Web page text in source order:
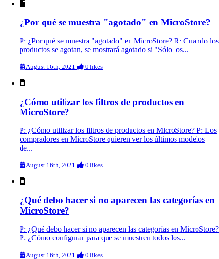
¿Por qué se muestra "agotado" en MicroStore?
P: ¿Por qué se muestra "agotado" en MicroStore? R: Cuando los
productos se agotan, se mostrará agotado si "Sólo los...
August 16th, 2021 0 likes
¿Cómo utilizar los filtros de productos en
MicroStore?
P: ¿Cómo utilizar los filtros de productos en MicroStore? P: Los
compradores en MicroStore quieren ver los últimos modelos
de...
August 16th, 2021 0 likes
¿Qué debo hacer si no aparecen las categorías en
MicroStore?
P: ¿Qué debo hacer si no aparecen las categorías en MicroStore?
P: ¿Cómo configurar para que se muestren todos los...
August 16th, 2021 0 likes